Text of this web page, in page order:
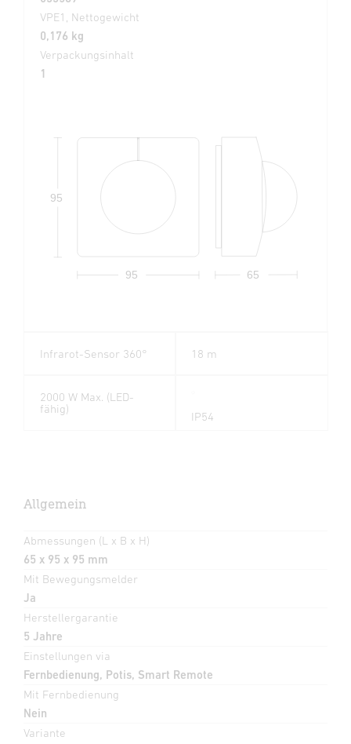
VPE1, Nettogewicht
0,176 kg
Verpackungsinhalt
1
65
95
95
Infrarot-Sensor 360° 18 m
2000 W Max. (LED-
fähig)
IP54
Allgemein
Abmessungen (L x B x H)
65 x 95 x 95 mm
Mit Bewegungsmelder
Ja
Herstellergarantie
5 Jahre
Einstellungen via
Fernbedienung, Potis, Smart Remote
Mit Fernbedienung
Nein
Variante